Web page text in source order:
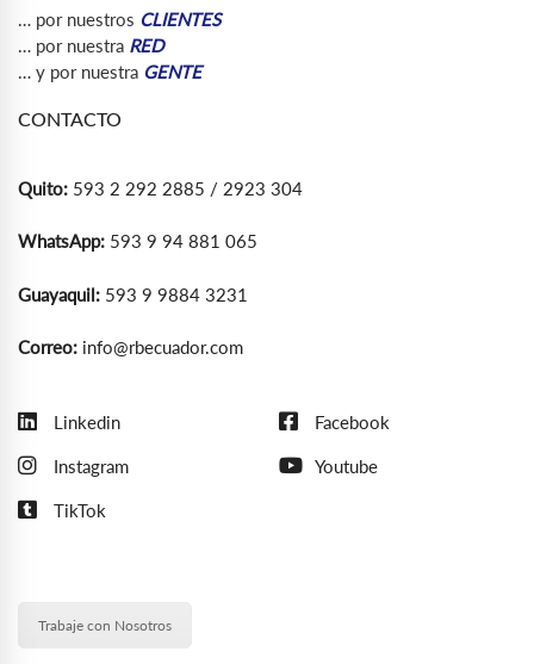
… por nuestros CLIENTES
… por nuestra RED
… y por nuestra GENTE
CONTACTO
Quito: 593 2 292 2885 / 2923 304
WhatsApp: 593 9 94 881 065
Guayaquil: 593 9 9884 3231
Correo: info@rbecuador.com
Linkedin Facebook
Instagram Youtube
TikTok
Trabaje con Nosotros